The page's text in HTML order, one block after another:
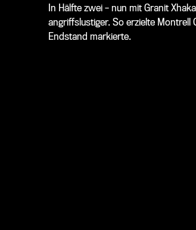
In Hälfte zwei – nun mit Granit
angriffslustiger. So erzielte Montrell
Endstand markierte.